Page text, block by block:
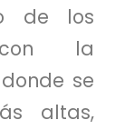
de los
con la
se
altas,